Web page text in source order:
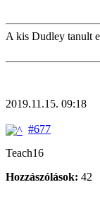
A kis Dudley tanult
2019.11.15. 09:18
#677
Teach16
Hozzászólások: 42